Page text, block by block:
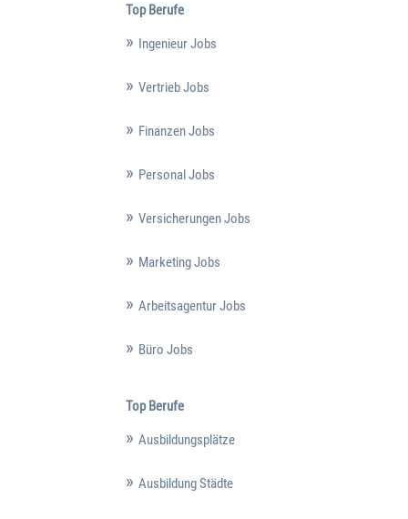
Top Berufe
Ingenieur Jobs
Vertrieb Jobs
Finanzen Jobs
Personal Jobs
Versicherungen Jobs
Marketing Jobs
Arbeitsagentur Jobs
Büro Jobs
Top Berufe
Ausbildungsplätze
Ausbildung Städte